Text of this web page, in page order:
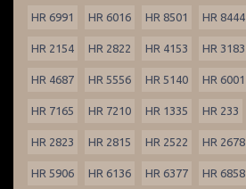
HR 6991 HR 6016 HR 8501 HR 8444
HR 2154 HR 2822 HR 4153 HR 3183
HR 4687 HR 5556 HR 5140 HR 6001
HR 7165 HR 7210 HR 1335 HR 233
HR 2823 HR 2815 HR 2522 HR 2678
HR 5906 HR 6136 HR 6377 HR 6858